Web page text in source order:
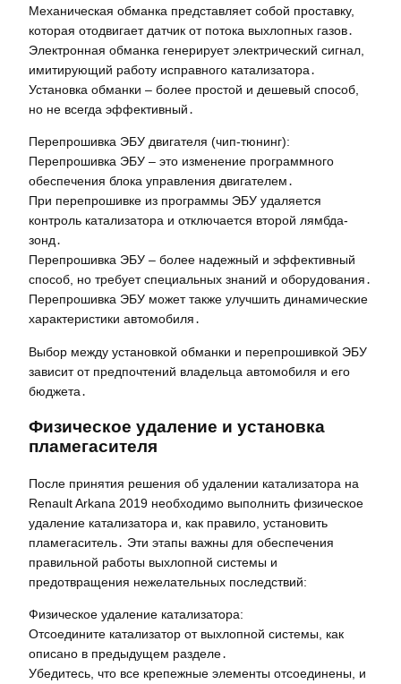
Механическая обманка представляет собой проставку,
которая отодвигает датчик от потока выхлопных газов․
Электронная обманка генерирует электрический сигнал,
имитирующий работу исправного катализатора․
Установка обманки – более простой и дешевый способ,
но не всегда эффективный․
Перепрошивка ЭБУ двигателя (чип-тюнинг):
Перепрошивка ЭБУ – это изменение программного
обеспечения блока управления двигателем․
При перепрошивке из программы ЭБУ удаляется
контроль катализатора и отключается второй лямбда-
зонд․
Перепрошивка ЭБУ – более надежный и эффективный
способ, но требует специальных знаний и оборудования․
Перепрошивка ЭБУ может также улучшить динамические
характеристики автомобиля․
Выбор между установкой обманки и перепрошивкой ЭБУ
зависит от предпочтений владельца автомобиля и его
бюджета․
Физическое удаление и установка
пламегасителя
После принятия решения об удалении катализатора на
Renault Arkana 2019 необходимо выполнить физическое
удаление катализатора и, как правило, установить
пламегаситель․ Эти этапы важны для обеспечения
правильной работы выхлопной системы и
предотвращения нежелательных последствий:
Физическое удаление катализатора:
Отсоедините катализатор от выхлопной системы, как
описано в предыдущем разделе․
Убедитесь, что все крепежные элементы отсоединены, и